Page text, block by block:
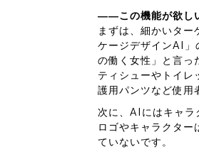
――この機能が欲し
まずは、細かいター
ケージデザインAI」
の働く女性」と言っ
ティシューやトイレ
護用パンツなど使用
次に、AIにはキャラ
ロゴやキャラクタ
ていないです。